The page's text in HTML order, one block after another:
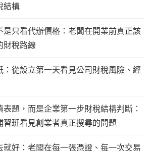
結構
是只看代辦價格：老闆在開業前真正該
財稅路線
：從設立第一天看見公司財稅風險、經
題，而是企業第一步財稅結構判斷：
習班看見創業者真正搜尋的問題
好：老闆在每一張憑證、每一次交易